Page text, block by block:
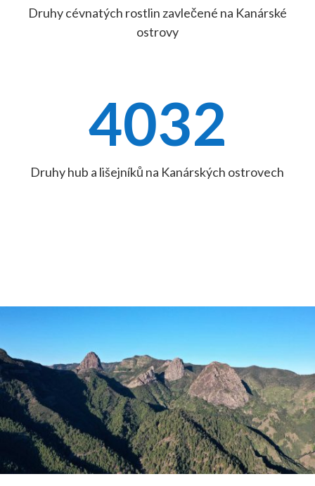
Druhy cévnatých rostlin zavlečené na Kanárské
ostrovy
4032
Druhy hub a lišejníků na Kanárských ostrovech